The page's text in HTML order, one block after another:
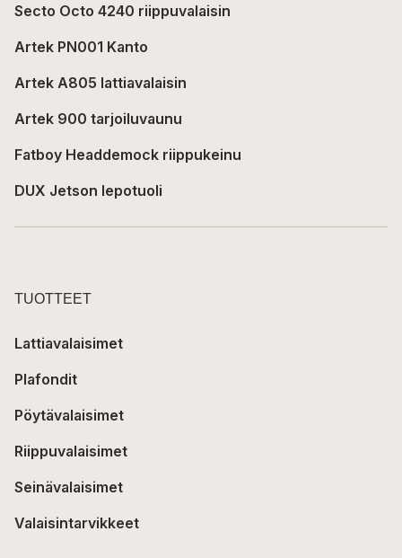
Secto Octo 4240 riippuvalaisin
Artek PN001 Kanto
Artek A805 lattiavalaisin
Artek 900 tarjoiluvaunu
Fatboy Headdemock riippukeinu
DUX Jetson lepotuoli
TUOTTEET
Lattiavalaisimet
Plafondit
Pöytävalaisimet
Riippuvalaisimet
Seinävalaisimet
Valaisintarvikkeet